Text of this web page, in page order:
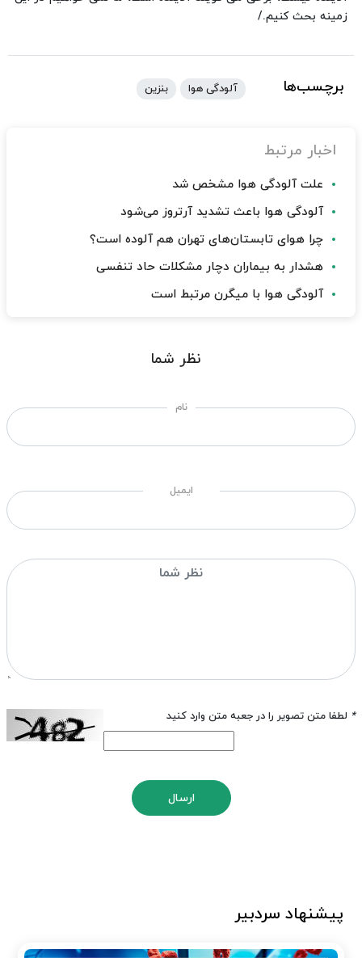
زمینه بحث کنیم./
برچسب‌ها آلودگی هوا بنزین
اخبار مرتبط
علت آلودگی هوا مشخص شد
آلودگی هوا باعث تشدید آرتروز می‌شود
چرا هوای تابستان‌های تهران هم آلوده است؟
هشدار به بیماران دچار مشکلات حاد تنفسی
آلودگی هوا با میگرن مرتبط است
نظر شما
نام
ایمیل
* لطفا متن تصویر را در جعبه متن وارد کنید
ارسال
پیشنهاد سردبیر